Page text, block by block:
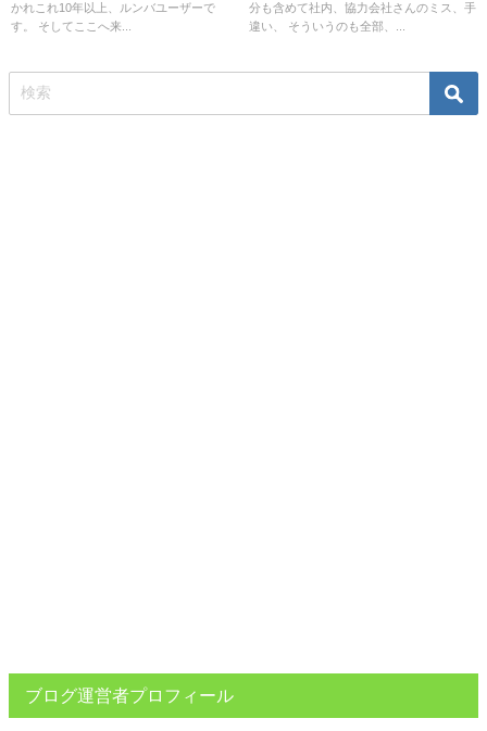
かれこれ10年以上、ルンバユーザーで
す。 そしてここへ来...
分も含めて社内、協力会社さんのミス、手
違い、 そういうのも全部、...
ブログ運営者プロフィール